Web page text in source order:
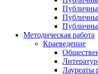
Методическая работа
Краеведение
Лауреаты